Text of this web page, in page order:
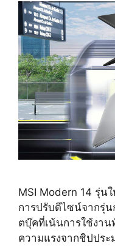
MSI Modern 14 รุ่น
การปรับดีไซน์จากรุ่
ตบุ๊คที่เน้นการใช้งา
ความแรงจากชิปประ